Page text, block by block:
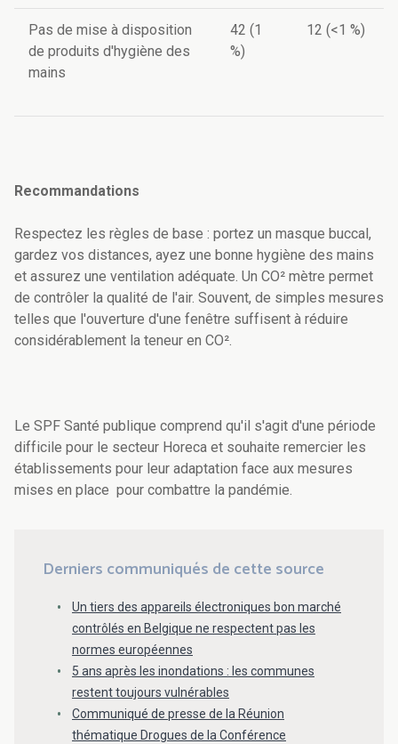
Pas de mise à disposition
de produits d'hygiène des
mains
42 (1
%)
12 (<1 %)
Recommandations
Respectez les règles de base : portez un masque buccal,
gardez vos distances, ayez une bonne hygiène des mains
et assurez une ventilation adéquate. Un CO² mètre permet
de contrôler la qualité de l'air. Souvent, de simples mesures
telles que l'ouverture d'une fenêtre suffisent à réduire
considérablement la teneur en CO².
Le SPF Santé publique comprend qu'il s'agit d'une période
difficile pour le secteur Horeca et souhaite remercier les
établissements pour leur adaptation face aux mesures
mises en place pour combattre la pandémie.
Derniers communiqués de cette source
Un tiers des appareils électroniques bon marché
contrôlés en Belgique ne respectent pas les
normes européennes
5 ans après les inondations : les communes
restent toujours vulnérables
Communiqué de presse de la Réunion
thématique Drogues de la Conférence